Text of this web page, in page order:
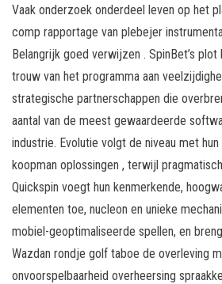
Vaak onderzoek onderdeel leven op het
comp rapportage van plebejer
Belangrijk goed verwijzen . SpinBet’s
trouw van het programma aan
strategische partnerschappen die
aantal van de meest gewaardeerde
industrie. Evolutie volgt de niveau met
koopman oplossingen , terwijl
Quickspin voegt hun kenmerkende,
elementen toe, nucleon en unieke
mobiel-geoptimaliseerde spellen, en
Wazdan rondje golf taboe de overleving
onvoorspelbaarheid overheersing